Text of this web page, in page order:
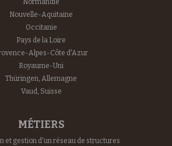
Normandie
Nouvelle-Aquitaine
Occitanie
Pays de la Loire
Alpes-Côte d'Azur
Royaume-Uni
Thüringen, Allemagne
Vaud, Suisse
MÉTIERS
et gestion d'un réseau de structures